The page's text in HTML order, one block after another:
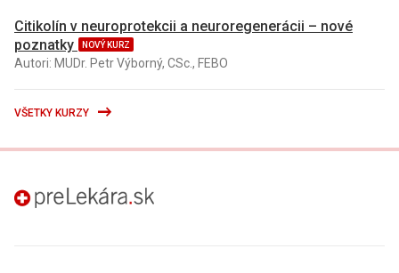
Citikolín v neuroprotekcii a neuroregenerácii – nové
poznatky
NOVÝ KURZ
Autori: MUDr. Petr Výborný, CSc., FEBO
VŠETKY KURZY
preLekára.sk